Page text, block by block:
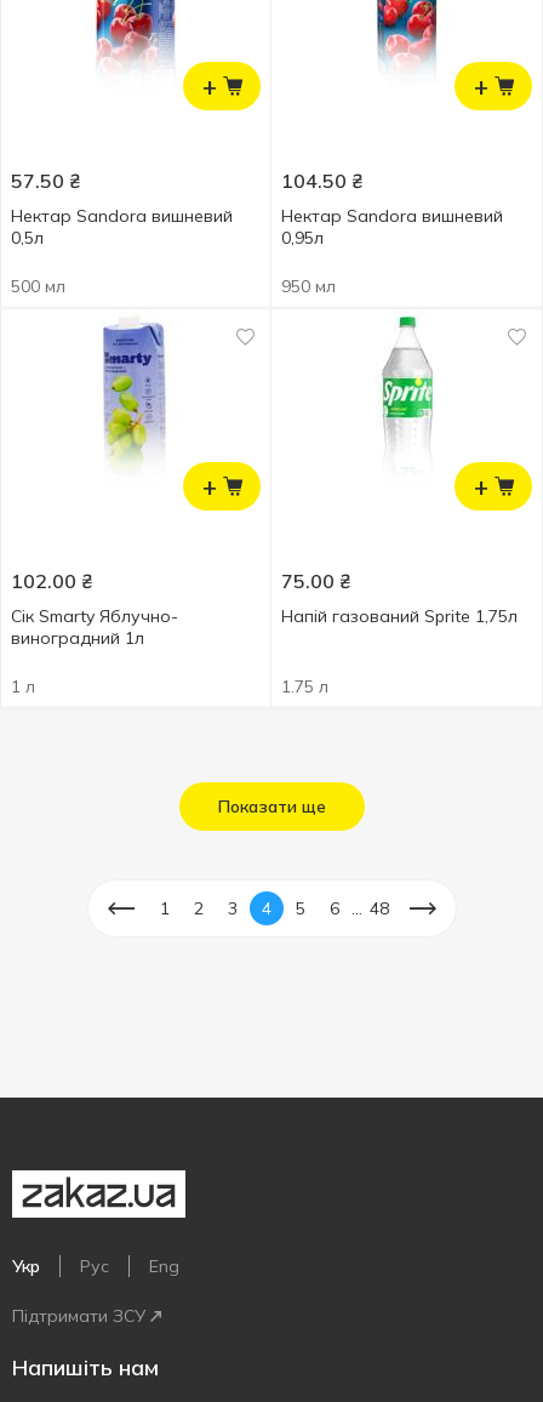
+
57.50 ₴
Нектар Sandora вишневий
0,5л
500 мл
+
104.50 ₴
Нектар Sandora вишневий
0,95л
950 мл
+
102.00 ₴
Сік Smarty Яблучно-
виноградний 1л
1 л
+
75.00 ₴
Напій газований Sprite 1,75л
1.75 л
Показати ще
1 2 3 4 5 6 48
Укр Рус Eng
Підтримати ЗСУ
Напишіть нам